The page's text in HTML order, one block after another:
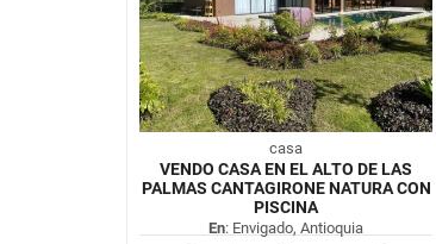
casa
VENDO CASA EN EL ALTO DE LAS
PALMAS CANTAGIRONE NATURA CON
PISCINA
En: Envigado, Antioquia